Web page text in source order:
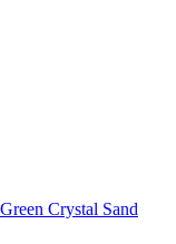
Crystal Sand